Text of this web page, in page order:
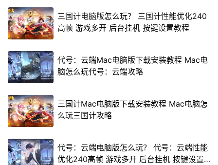
三国计电脑版怎么玩？ 三国计性能优化240
高帧 游戏多开 后台挂机 按键设置教程
代号：云端Mac电脑版下载安装教程 Mac电
脑怎么玩代号：云端攻略
三国计Mac电脑版下载安装教程 Mac电脑怎
么玩三国计攻略
代号：云端电脑版怎么玩？ 代号：云端性能
优化240高帧 游戏多开 后台挂机 按键设置